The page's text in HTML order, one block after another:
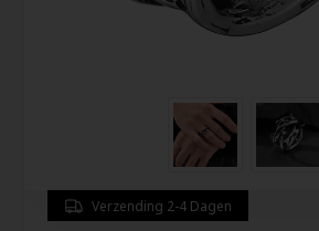
Verzending 2-4 Dagen